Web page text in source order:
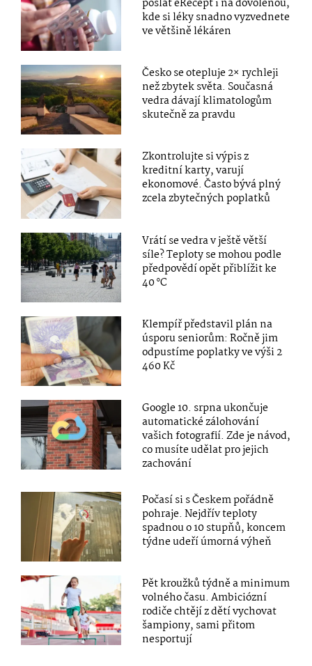
poslat eRecept i na dovolenou,
kde si léky snadno vyzvednete
ve většině lékáren
Česko se otepluje 2× rychleji
než zbytek světa. Současná
vedra dávají klimatologům
skutečně za pravdu
Zkontrolujte si výpis z
kreditní karty, varují
ekonomové. Často bývá plný
zcela zbytečných poplatků
Vrátí se vedra v ještě větší
síle? Teploty se mohou podle
předpovědí opět přiblížit ke
40 °C
Klempíř představil plán na
úsporu seniorům: Ročně jim
odpustíme poplatky ve výši 2
460 Kč
Google 10. srpna ukončuje
automatické zálohování
vašich fotografií. Zde je návod,
co musíte udělat pro jejich
zachování
Počasí si s Českem pořádně
pohraje. Nejdřív teploty
spadnou o 10 stupňů, koncem
týdne udeří úmorná výheň
Pět kroužků týdně a minimum
volného času. Ambiciózní
rodiče chtějí z dětí vychovat
šampiony, sami přitom
nesportují